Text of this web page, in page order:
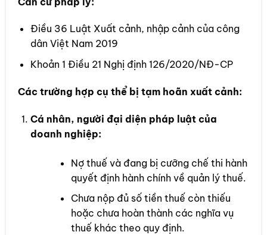
Điều 36 Luật Xuất cảnh, nhập cảnh của công
dân Việt Nam 2019
Khoản 1 Điều 21 Nghị định 126/2020/NĐ-CP
Các trường hợp cụ thể bị tạm hoãn xuất cảnh:
Cá nhân, người đại diện pháp luật của
doanh nghiệp:
Nợ thuế và đang bị cưỡng chế thi hành
quyết định hành chính về quản lý thuế.
Chưa nộp đủ số tiền thuế còn thiếu
hoặc chưa hoàn thành các nghĩa vụ
thuế khác theo quy định.